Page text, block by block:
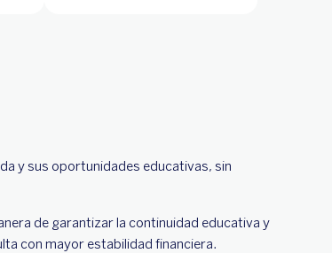
y sus oportunidades educativas, sin
de garantizar la continuidad educativa y
con mayor estabilidad financiera.